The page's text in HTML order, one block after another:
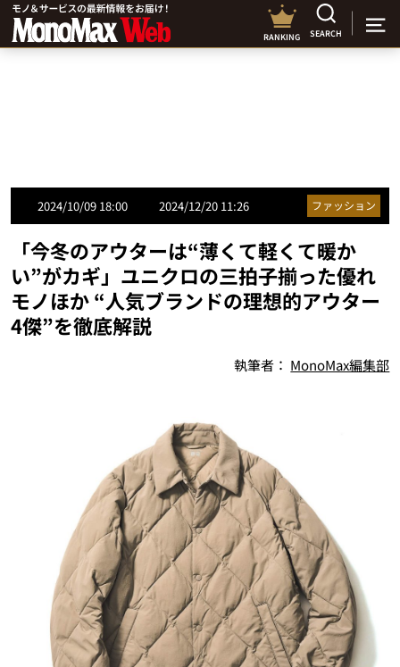
RANKING SEARCH
2024/10/09 18:00 2024/12/20 11:26 ファッション
「今冬のアウターは“薄くて軽くて暖か
い”がカギ」ユニクロの三拍子揃った優れ
モノほか “人気ブランドの理想的アウター
4傑”を徹底解説
執筆者： MonoMax編集部